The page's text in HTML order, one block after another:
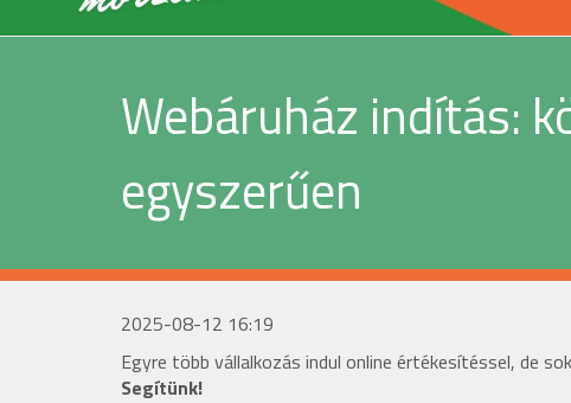
Webáruház indítás:
egyszerűen
2025-08-12 16:19
Egyre több vállalkozás indul online értékesítéssel, de
Segítünk!